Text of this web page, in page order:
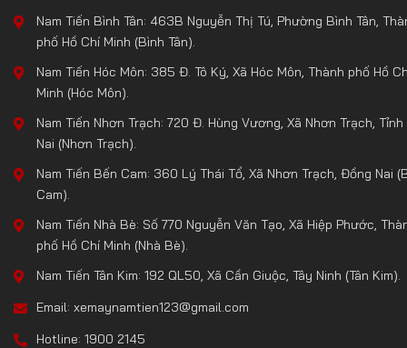
Nam Tiến Bình Tân: 463B Nguyễn Thị Tú, Phường Bình Tân,
phố Hồ Chí Minh (Bình Tân).
Nam Tiến Hóc Môn: 385 Đ. Tô Ký, Xã Hóc Môn, Thành phố Hồ
Minh (Hóc Môn).
Nam Tiến Nhơn Trạch: 720 Đ. Hùng Vương, Xã Nhơn Trạch,
Nai (Nhơn Trạch).
Nam Tiến Bến Cam: 360 Lý Thái Tổ, Xã Nhơn Trạch, Đồng Nai
Cam).
Nam Tiến Nhà Bè: Số 770 Nguyễn Văn Tạo, Xã Hiệp Phước,
phố Hồ Chí Minh (Nhà Bè).
Nam Tiến Tân Kim: 192 QL50, Xã Cần Giuộc, Tây Ninh (Tân Kim).
Email: xemaynamtien123@gmail.com
Hotline: 1900 2145